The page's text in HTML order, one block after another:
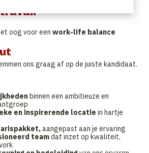
oog voor een work-life balance
ons graag af op de juiste kandidaat.
binnen een ambitieuze en
en inspirerende locatie in hartje
aangepast aan je ervaring
teamdat inzet op kwaliteit,